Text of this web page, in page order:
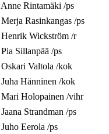
Anne Rintamäki /ps
Merja Rasinkangas /ps
Henrik Wickström /r
Pia Sillanpää /ps
Oskari Valtola /kok
Juha Hänninen /kok
Mari Holopainen /vihr
Jaana Strandman /ps
Juho Eerola /ps